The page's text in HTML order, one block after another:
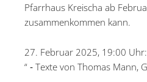
Pfarrhaus Kreischa ab
zusammenkommen kann.
27. Februar 2025, 19:00
“ ‐ Texte von Thomas Mann,